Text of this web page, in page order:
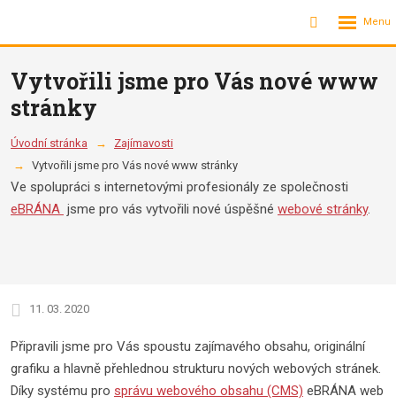
Vyhledávání
Rozbalení
menu
Vytvořili jsme pro Vás nové www
stránky
Úvodní stránka
Zajímavosti
Vytvořili jsme pro Vás nové www stránky
Ve spolupráci s internetovými profesionály ze společnosti
eBRÁNA jsme pro vás vytvořili nové úspěšné webové stránky.
11. 03. 2020
Připravili jsme pro Vás spoustu zajímavého obsahu, originální
grafiku a hlavně přehlednou strukturu nových webových stránek.
Díky systému pro správu webového obsahu (CMS) eBRÁNA web